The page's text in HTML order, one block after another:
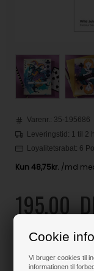
Cookie
Vi bruger cookies til
informationen til
Varenr.: 35-195686
Leveringstid: 1 til 2
Loyalitetsrabat: 6
195,00